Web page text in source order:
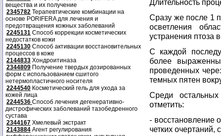
вещества и их получение
2345782 Терапевтические комбинации на
основе PORIFERA для лечения и
предотвращения кожных заболеваний
2245131 Способ коррекции косметических
недостатков кожи
2245130 Способ активации восстановительных
процессов в коже
2144833 Хондроитиназа
2344809 Получение твердых дозированных
форм с использованием сшитого
нетермопластичного носителя
2244540 Косметический гель для ухода за
кожей лица
2244536 Способ лечения дегенеративно-
дистрофических заболеваний тазобедренного
сустава
2344167 Хмелевый экстракт
2143884 Агент регулирования
Длительность
Сразу же после 1
осветления
устранения птоза
С каждой
более
проведенных
темных пятен
Среди
отметить:
- восстановление
четких очертаний,